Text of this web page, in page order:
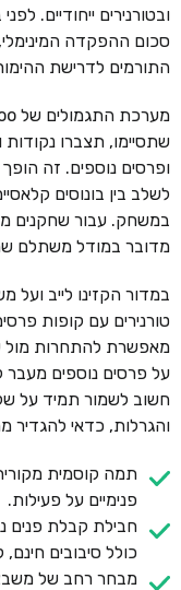
ובטורנירים ייחודיים.
סכום ההפקדה
התורמים לדרישת
שתסיימו, תצברו נקודות
ופרסים נוספים. זה
לשלב בין בונוסים
במשחק. עבור שחקנים
מדובר במודל משתלם
במדור הקזינו לייב ועל
טורנירים עם קופות
מאפשרת להתחרות מול
על פרסים נוספים מעבר
חשוב לשמור תמיד על
והגרלות, כדאי
תמה קוסמית
פנימיים על פעילות.
חבילת קבלת פנים
כולל סיבובים
מבחר רחב של